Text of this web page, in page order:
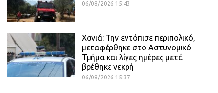
06/08/2026 15:43
Χανιά: Την εντόπισε περιπολικό,
μεταφέρθηκε στο Αστυνομικό
Τμήμα και λίγες ημέρες μετά
βρέθηκε νεκρή
06/08/2026 15:37